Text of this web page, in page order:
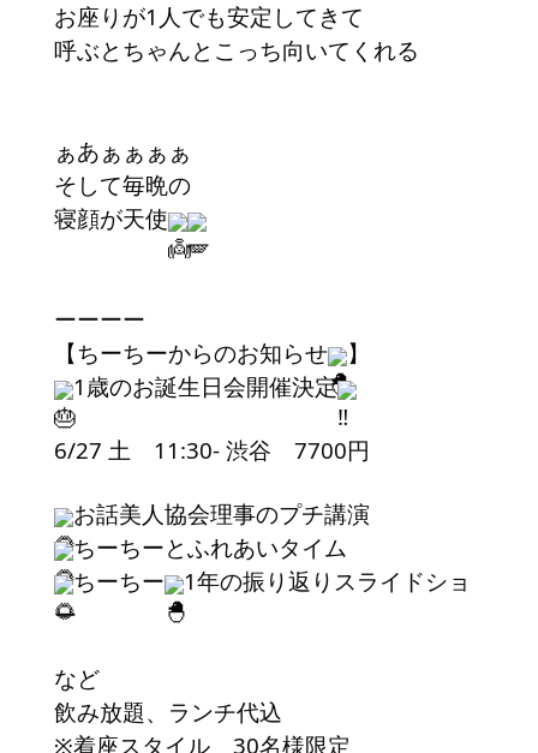
お座りが1人でも安定してきて
呼ぶとちゃんとこっち向いてくれる
ぁあぁぁぁぁ
そして毎晩の
寝顔が天使
ーーーー
【ちーちーからのお知らせ
】
1歳のお誕生日会開催決定
6/27 土 11:30- 渋谷 7700円
お話美人協会理事のプチ講演
ちーちーとふれあいタイム
ちーちー
1年の振り返りスライドショ
ー
など
飲み放題、ランチ代込
※着座スタイル 30名様限定